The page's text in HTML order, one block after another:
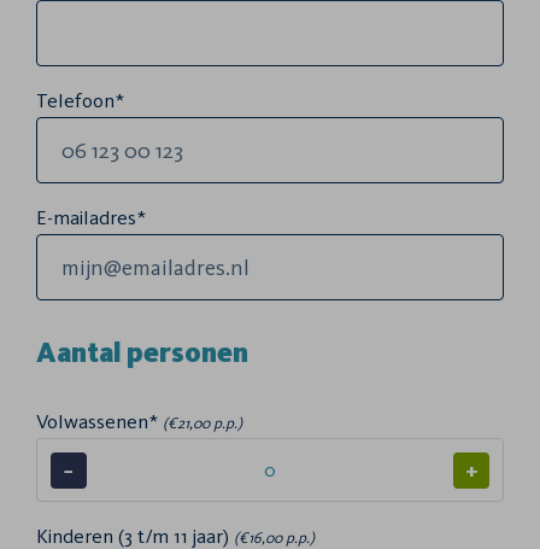
Telefoon*
E-mailadres*
Aantal personen
Volwassenen* (€21,00 p.p.)
− +
Kinderen (3 t/m 11 jaar) (€16,00 p.p.)